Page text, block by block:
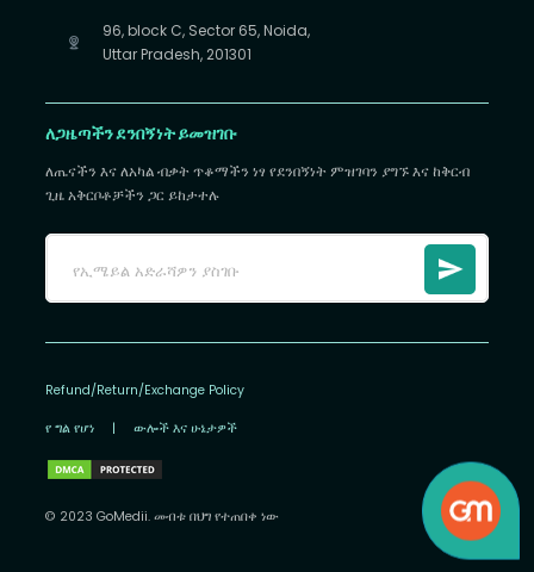
96, block C, Sector 65, Noida,
Uttar Pradesh, 201301
ለጋዜጣችን ደንበኝነት ይመዝገቡ
ለጤናችን እና ለአካል ብቃት ጥቆማችን ነፃ የደንበኝነት ምዝገባን ያግኙ እና ከቅርብ
ጊዜ አቅርቦቶቻችን ጋር ይከታተሉ
Refund/Return/Exchange Policy
የ ግል የሆነ | ውሎች እና ሁኔታዎች
© 2023 GoMedii. መብቱ በህግ የተጠበቀ ነው